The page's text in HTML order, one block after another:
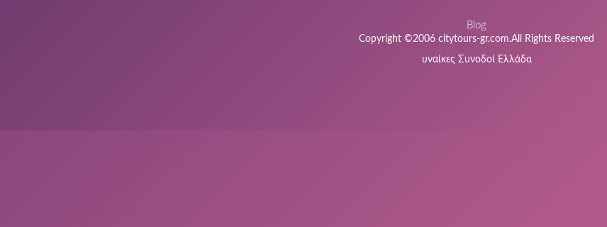
Blog
Copyright ©2006 citytours-gr.com.All Rights Reserved
υναίκες Συνοδοί Ελλάδα